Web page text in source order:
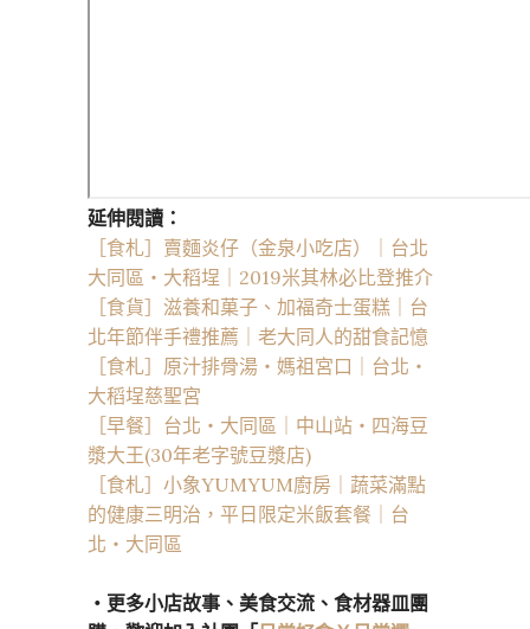
延伸閱讀：
［食札］賣麵炎仔（金泉小吃店）｜台北
大同區・大稻埕｜2019米其林必比登推介
［食貨］滋養和菓子、加福奇士蛋糕｜台
北年節伴手禮推薦｜老大同人的甜食記憶
［食札］原汁排骨湯・媽祖宮口｜台北・
大稻埕慈聖宮
［早餐］台北・大同區｜中山站・四海豆
漿大王(30年老字號豆漿店)
［食札］小象YUMYUM廚房｜蔬菜滿點
的健康三明治，平日限定米飯套餐｜台
北・大同區
・更多小店故事、美食交流、食材器皿團